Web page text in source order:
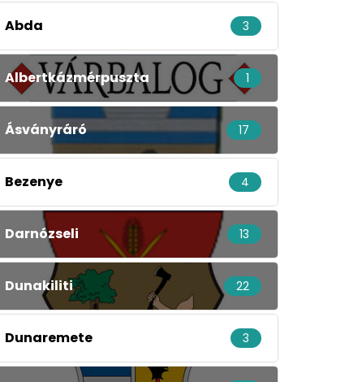
Abda 3
Albertkázmérpuszta 1
Ásványráró 17
Bezenye 4
Darnózseli 13
Dunakiliti 22
Dunaremete 3